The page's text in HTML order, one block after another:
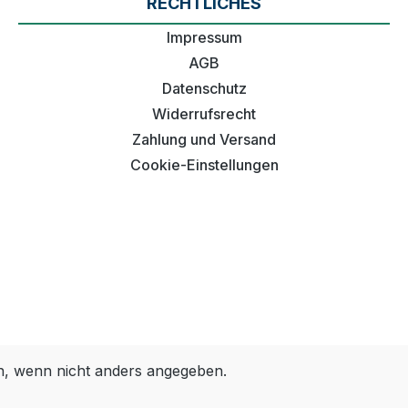
Impressum
AGB
Datenschutz
Widerrufsrecht
Zahlung und Versand
Cookie-Einstellungen
wenn nicht anders angegeben.